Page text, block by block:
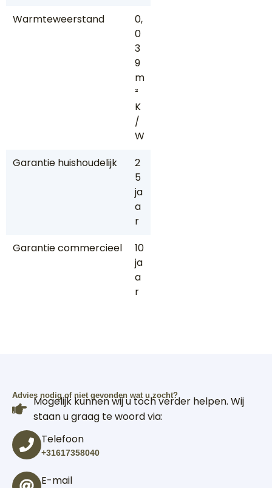
Warmteweerstand
0,
0
3
9
m
²
K
/
W
Garantie huishoudelijk
2
5
ja
a
r
Garantie commercieel
10
ja
a
r
Advies nodig of niet gevonden wat u zocht?
Mogelijk kunnen wij u toch verder helpen. Wij
staan u graag te woord via:
Telefoon
+31617358040
E-mail